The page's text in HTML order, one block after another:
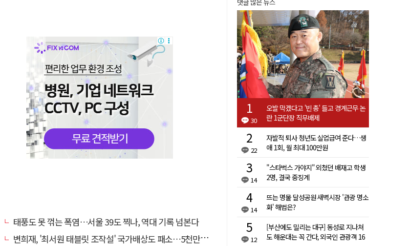
태풍도 못 꺾는 폭염…서울 39도 찍나, 역대 기록 넘본다
변희재, '최서원 태블릿 조작설' 국가배상도 패소…5천만원 청구 기각
댓글 많은 뉴스
30
오발 막겠다고 '빈 총' 들고 경계근무 논
란 1군단장 직무배제
22
자발적 퇴사 청년도 실업급여 준다…생
애 1회, 월 최대 100만원
14
"스타벅스 가야지" 외쳤던 배재고 학생
2명, 결국 중징계
14
뜨는 명물 달성공원 새벽시장 '관광 명소
화' 해법은?
12
[부산에도 밀리는 대구] 동성로 지나쳐
도 해운대는 꼭 간다, 외국인 관광객 16